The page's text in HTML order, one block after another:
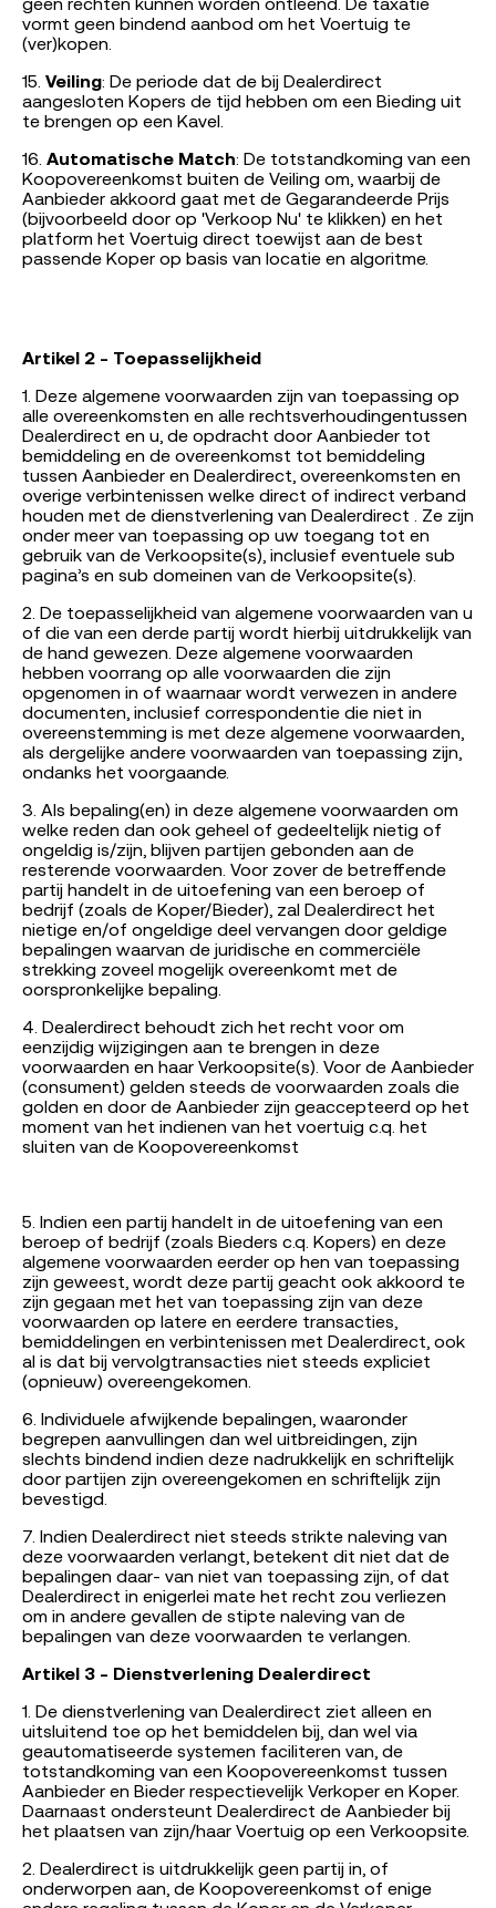
geen rechten kunnen worden ontleend. De taxatie
vormt geen bindend aanbod om het Voertuig te
(ver)kopen.
15. Veiling: De periode dat de bij Dealerdirect
aangesloten Kopers de tijd hebben om een Bieding uit
te brengen op een Kavel.
16. Automatische Match: De totstandkoming van een
Koopovereenkomst buiten de Veiling om, waarbij de
Aanbieder akkoord gaat met de Gegarandeerde Prijs
(bijvoorbeeld door op 'Verkoop Nu' te klikken) en het
platform het Voertuig direct toewijst aan de best
passende Koper op basis van locatie en algoritme.
Artikel 2 - Toepasselijkheid
1. Deze algemene voorwaarden zijn van toepassing op
alle overeenkomsten en alle rechtsverhoudingentussen
Dealerdirect en u, de opdracht door Aanbieder tot
bemiddeling en de overeenkomst tot bemiddeling
tussen Aanbieder en Dealerdirect, overeenkomsten en
overige verbintenissen welke direct of indirect verband
houden met de dienstverlening van Dealerdirect . Ze zijn
onder meer van toepassing op uw toegang tot en
gebruik van de Verkoopsite(s), inclusief eventuele sub
pagina’s en sub domeinen van de Verkoopsite(s).
2. De toepasselijkheid van algemene voorwaarden van u
of die van een derde partij wordt hierbij uitdrukkelijk van
de hand gewezen. Deze algemene voorwaarden
hebben voorrang op alle voorwaarden die zijn
opgenomen in of waarnaar wordt verwezen in andere
documenten, inclusief correspondentie die niet in
overeenstemming is met deze algemene voorwaarden,
als dergelijke andere voorwaarden van toepassing zijn,
ondanks het voorgaande.
3. Als bepaling(en) in deze algemene voorwaarden om
welke reden dan ook geheel of gedeeltelijk nietig of
ongeldig is/zijn, blijven partijen gebonden aan de
resterende voorwaarden. Voor zover de betreffende
partij handelt in de uitoefening van een beroep of
bedrijf (zoals de Koper/Bieder), zal Dealerdirect het
nietige en/of ongeldige deel vervangen door geldige
bepalingen waarvan de juridische en commerciële
strekking zoveel mogelijk overeenkomt met de
oorspronkelijke bepaling.
4. Dealerdirect behoudt zich het recht voor om
eenzijdig wijzigingen aan te brengen in deze
voorwaarden en haar Verkoopsite(s). Voor de Aanbieder
(consument) gelden steeds de voorwaarden zoals die
golden en door de Aanbieder zijn geaccepteerd op het
moment van het indienen van het voertuig c.q. het
sluiten van de Koopovereenkomst
5. Indien een partij handelt in de uitoefening van een
beroep of bedrijf (zoals Bieders c.q. Kopers) en deze
algemene voorwaarden eerder op hen van toepassing
zijn geweest, wordt deze partij geacht ook akkoord te
zijn gegaan met het van toepassing zijn van deze
voorwaarden op latere en eerdere transacties,
bemiddelingen en verbintenissen met Dealerdirect, ook
al is dat bij vervolgtransacties niet steeds expliciet
(opnieuw) overeengekomen.
6. Individuele afwijkende bepalingen, waaronder
begrepen aanvullingen dan wel uitbreidingen, zijn
slechts bindend indien deze nadrukkelijk en schriftelijk
door partijen zijn overeengekomen en schriftelijk zijn
bevestigd.
7. Indien Dealerdirect niet steeds strikte naleving van
deze voorwaarden verlangt, betekent dit niet dat de
bepalingen daar- van niet van toepassing zijn, of dat
Dealerdirect in enigerlei mate het recht zou verliezen
om in andere gevallen de stipte naleving van de
bepalingen van deze voorwaarden te verlangen.
Artikel 3 - Dienstverlening Dealerdirect
1. De dienstverlening van Dealerdirect ziet alleen en
uitsluitend toe op het bemiddelen bij, dan wel via
geautomatiseerde systemen faciliteren van, de
totstandkoming van een Koopovereenkomst tussen
Aanbieder en Bieder respectievelijk Verkoper en Koper.
Daarnaast ondersteunt Dealerdirect de Aanbieder bij
het plaatsen van zijn/haar Voertuig op een Verkoopsite.
2. Dealerdirect is uitdrukkelijk geen partij in, of
onderworpen aan, de Koopovereenkomst of enige